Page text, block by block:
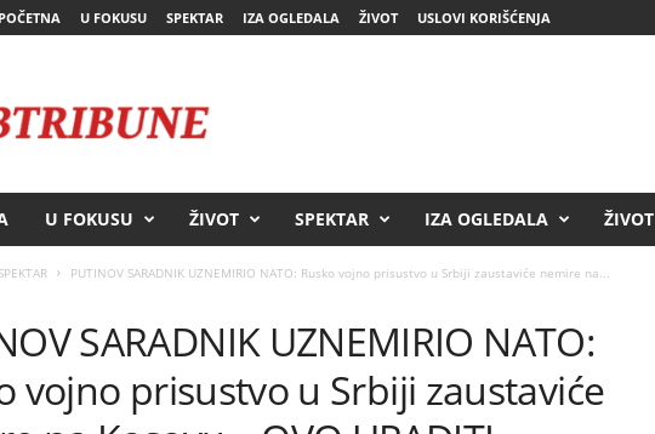
POČETNA U FOKUSU SPEKTAR IZA OGLEDALA ŽIVOT USLOVI KORIŠĆENJA
U FOKUSU ŽIVOT SPEKTAR IZA OGLEDALA ŽIVOT
SPEKTAR PUTINOV SARADNIK UZNEMIRIO NATO: Rusko vojno prisustvo u Srbiji zaustaviće nemire na...
SARADNIK UZNEMIRIO NATO:
vojno prisustvo u Srbiji zaustaviće